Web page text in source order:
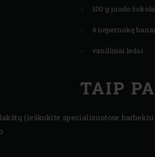
100 g juodo
4 nepernokę
vaniliniai ledai
TAIP
(ieškokite specializuotose